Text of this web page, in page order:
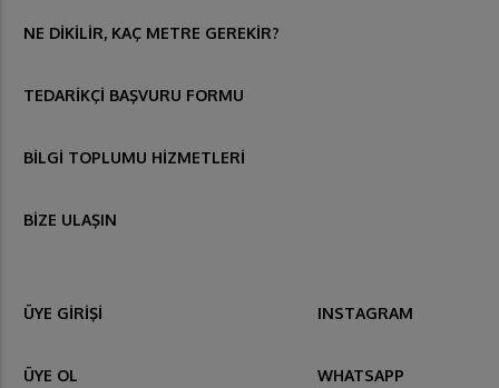
NE DİKİLİR, KAÇ METRE GEREKİR?
TEDARİKÇİ BAŞVURU FORMU
BİLGİ TOPLUMU HİZMETLERİ
BİZE ULAŞIN
ÜYE GİRİŞİ
ÜYE OL
INSTAGRAM
WHATSAPP